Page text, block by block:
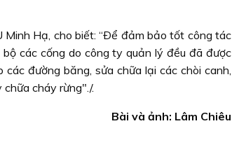
Minh Hạ, cho biết: “Ðể đảm bảo tốt công tác
các cống do công ty quản lý đều đã được
đường băng, sửa chữa lại các chòi canh,
cháy rừng"./.
Bài và ảnh: Lâm Chiêu